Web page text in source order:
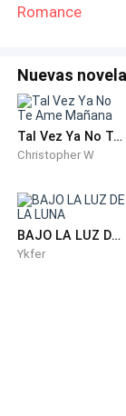
No dejan entrar
_¿Que ? _¿
pasa
Sale uno de los
puerta sin dar
preocupación
se van muy
Romance
Nuevas
Tal Vez Ya No Te Ame Mañana
Christopher W
BAJO LA LUZ DE LA LUNA
Ykfer